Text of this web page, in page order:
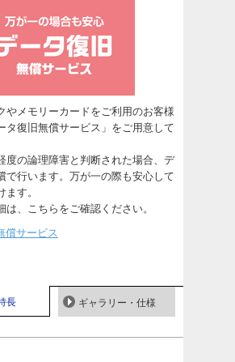
やメモリーカードをご利用のお客様
タ復旧無償サービス」をご用意して
度の論理障害と判断された場合、デ
で行います。万が一の際も安心して
ます。
は、こちらをご確認ください。
償サービス
長 ギャラリー・仕様